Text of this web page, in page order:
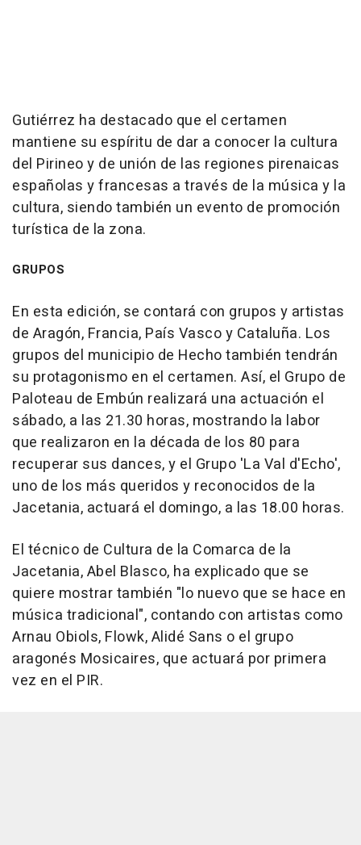
Gutiérrez ha destacado que el certamen
mantiene su espíritu de dar a conocer la cultura
del Pirineo y de unión de las regiones pirenaicas
españolas y francesas a través de la música y la
cultura, siendo también un evento de promoción
turística de la zona.
GRUPOS
En esta edición, se contará con grupos y artistas
de Aragón, Francia, País Vasco y Cataluña. Los
grupos del municipio de Hecho también tendrán
su protagonismo en el certamen. Así, el Grupo de
Paloteau de Embún realizará una actuación el
sábado, a las 21.30 horas, mostrando la labor
que realizaron en la década de los 80 para
recuperar sus dances, y el Grupo 'La Val d'Echo',
uno de los más queridos y reconocidos de la
Jacetania, actuará el domingo, a las 18.00 horas.
El técnico de Cultura de la Comarca de la
Jacetania, Abel Blasco, ha explicado que se
quiere mostrar también "lo nuevo que se hace en
música tradicional", contando con artistas como
Arnau Obiols, Flowk, Alidé Sans o el grupo
aragonés Mosicaires, que actuará por primera
vez en el PIR.